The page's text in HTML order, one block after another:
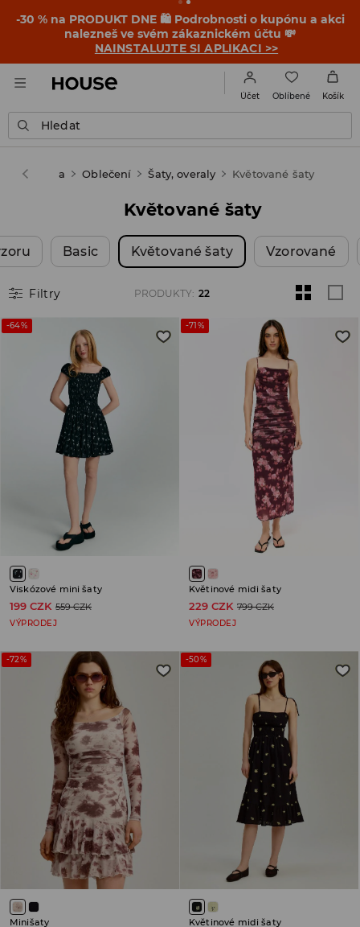
-30 % na PRODUKT DNE 🛍️ Podrobnosti o kupónu a akci
nalezneš ve svém zákaznickém účtu 💸
NAINSTALUJTE SI APLIKACI >>
Účet Oblíbené Košík
Hledat
Žena Oblečení Šaty, overaly Květované šaty
Květované šaty
Basic Květované šaty Vzorované
Filtry PRODUKTY: 22
-64%
Viskózové mini šaty
199 CZK 559 CZK
VÝPRODEJ
-71%
Květinové midi šaty
229 CZK 799 CZK
VÝPRODEJ
-72%
Minišaty
-50%
Květinové midi šaty